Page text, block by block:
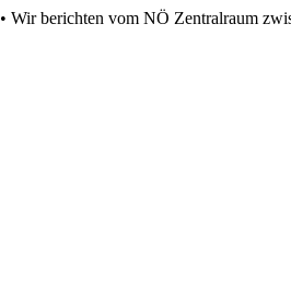
• Wir berichten vom NÖ Zentralraum